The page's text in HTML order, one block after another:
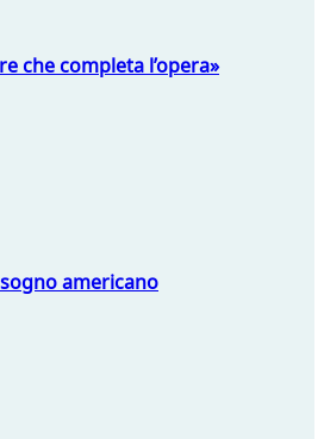
che completa l’opera»
americano